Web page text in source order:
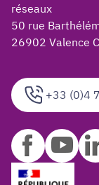
+33 (0)4
réseaux
50 rue
26902 Valence